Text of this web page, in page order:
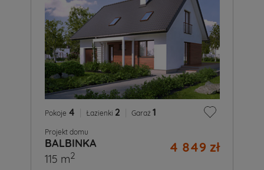
Pokoje 4 Łazienki 2 Garaż 1
Projekt domu
BALBINKA 4 849 zł
115 m2